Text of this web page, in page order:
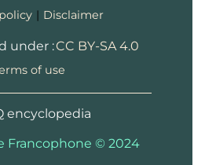
Disclaimer
under :CC BY-SA 4.0
of use
encyclopedia
Francophone © 2024